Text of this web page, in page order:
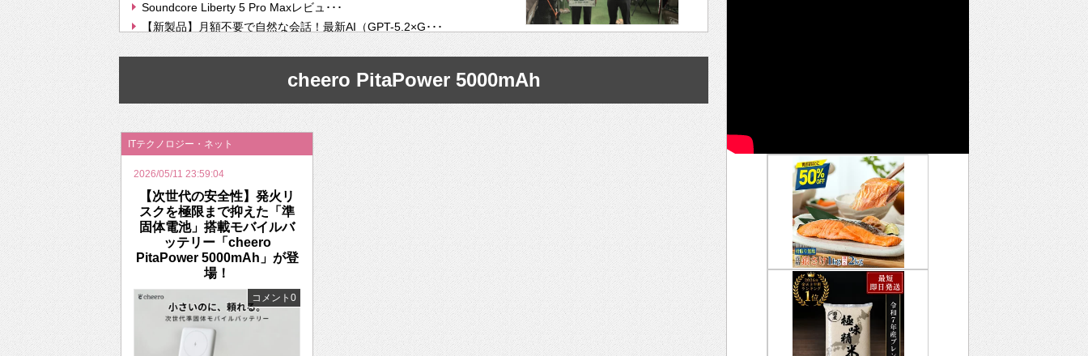
Soundcore Liberty 5 Pro Maxレビュ･･･
【新製品】月額不要で自然な会話！最新AI（GPT-5.2×G･･･
【次世代の没入感と生産性】VITURE Luma Ultra･･･
挫折率8割の壁をAIで突破。ジャストシステム、”自分が今話し･･･
2026年のバレンタインは「自分で作って、想いを渡す」 TE･･･
cheero PitaPower 5000mAh
ITテクノロジー・ネット
2026/05/11 23:59:04
【次世代の安全性】発火リ
スクを極限まで抑えた「準
固体電池」搭載モバイルバ
ッテリー「cheero
PitaPower 5000mAh」が登
場！
コメント0